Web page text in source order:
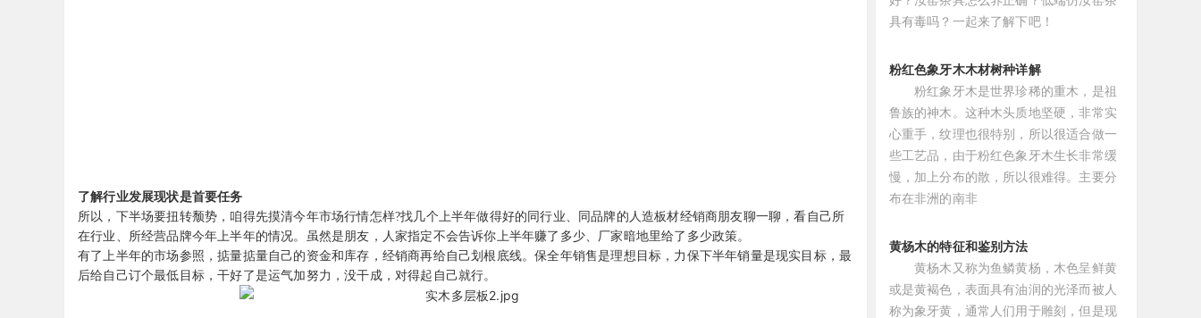
了解行业发展现状是首要任务
所以，下半场要扭转颓势，咱得先摸清今年市场行情怎样?找几个上半年做得好的同行业、同品牌的人造板材经销商朋友聊一聊，看自己所
在行业、所经营品牌今年上半年的情况。虽然是朋友，人家指定不会告诉你上半年赚了多少、厂家暗地里给了多少政策。
有了上半年的市场参照，掂量掂量自己的资金和库存，经销商再给自己划根底线。保全年销售是理想目标，力保下半年销量是现实目标，最
后给自己订个最低目标，干好了是运气加努力，没干成，对得起自己就行。
具有毒吗？一起来了解下吧！
粉红色象牙木木材树种详解
粉红象牙木是世界珍稀的重木，是祖
鲁族的神木。这种木头质地坚硬，非常实
心重手，纹理也很特别，所以很适合做一
些工艺品，由于粉红色象牙木生长非常缓
慢，加上分布的散，所以很难得。主要分
布在非洲的南非
黄杨木的特征和鉴别方法
黄杨木又称为鱼鳞黄杨，木色呈鲜黄
或是黄褐色，表面具有油润的光泽而被人
称为象牙黄，通常人们用于雕刻，但是现